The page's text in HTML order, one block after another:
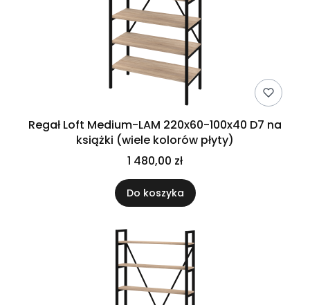
Regał Loft Medium-LAM 220x60-100x40 D7 na
książki (wiele kolorów płyty)
1 480,00 zł
Do koszyka